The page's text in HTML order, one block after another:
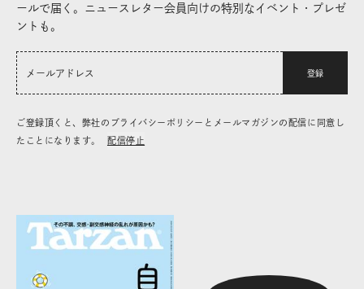
ールで届く。ニュースレター会員向けの特別なイベント・プレゼ
ントも。
登録
ご登録頂くと、弊社のプライバシーポリシーとメールマガジンの配信に同意し
たことになります。
配信停止